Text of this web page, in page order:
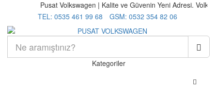
Pusat Volkswagen | Kalite ve Güvenin Yeni Adresi.
TEL: 0535 461 99 68
GSM: 0532 354 82 06
Kategoriler